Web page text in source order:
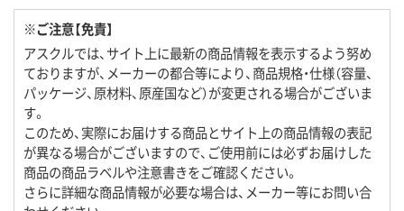
※ご注意【免責】
アスクルでは、サイト上に最新の商品情報を表示するよう努め
ておりますが、メーカーの都合等により、商品規格・仕様（容量、
パッケージ、原材料、原産国など）が変更される場合がございま
す。
このため、実際にお届けする商品とサイト上の商品情報の表記
が異なる場合がございますので、ご使用前には必ずお届けした
商品の商品ラベルや注意書きをご確認ください。
さらに詳細な商品情報が必要な場合は、メーカー等にお問い合